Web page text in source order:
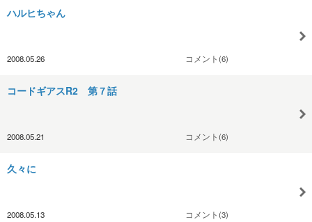
ハルヒちゃん
2008.05.26 コメント(6)
コードギアスR2 第７話
2008.05.21 コメント(6)
久々に
2008.05.13 コメント(3)